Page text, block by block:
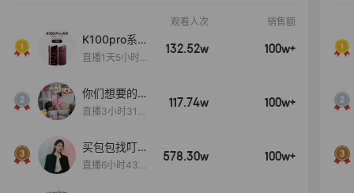
观看人次 销售额
K100pro系列
新品预约中~
直播1天5小时2
132.52w 100w+
你们想要的
包！终于来
意！
直播3小时31分
117.74w 100w+
买包包找叮
当,一折购！
直播6小时43分
578.30w 100w+